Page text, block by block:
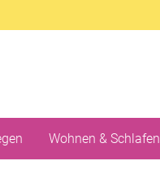
Wohnen & Schlafen